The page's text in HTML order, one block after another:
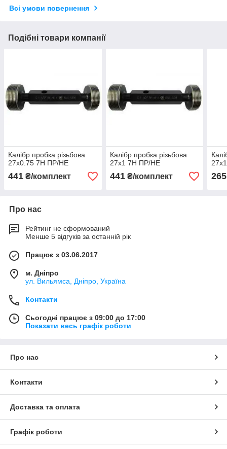
Всі умови повернення
Подібні товари компанії
Калібр пробка різьбова
27х0.75 7Н ПР/НЕ
441 ₴/комплект
Калібр пробка різьбова
27х1 7Н ПР/НЕ
441₴/комплект 265
Про нас
Рейтинг не сформований
Менше 5 відгуків за останній рік
Працює з 03.06.2017
м. Дніпро
ул. Вильямса, Дніпро, Україна
Контакти
Сьогодні працює з 09:00 до 17:00
Показати весь графік роботи
Про нас
Контакти
Доставка та оплата
Графік роботи